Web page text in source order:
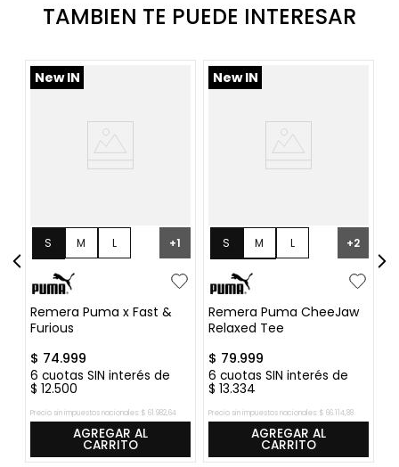
TAMBIEN TE PUEDE INTERESAR
New IN
S L
M
XL
+1
Remera Puma x Fast &
Furious
$ 74.999
6 cuotas SIN interés de
$ 12.500
Precio sin impuestos nacionales: $ 61 982,64
AGREGAR AL
CARRITO
New IN
S L
M
XL XXL
+2
Remera Puma CheeJaw
Relaxed Tee
$ 79.999
6 cuotas SIN interés de
$ 13.334
Precio sin impuestos nacionales: $ 66.114,88
AGREGAR AL
CARRITO